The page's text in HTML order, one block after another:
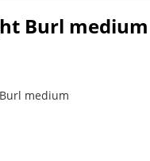
Burl medium